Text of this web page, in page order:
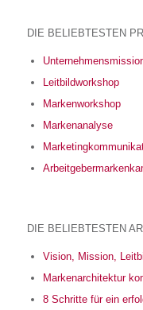
DIE BELIEBTESTEN
Leitbildworkshop
Markenworkshop
Markenanalyse
DIE BELIEBTESTEN
Vision, Mission,
Markenarchitektur
8 Schritte für ein